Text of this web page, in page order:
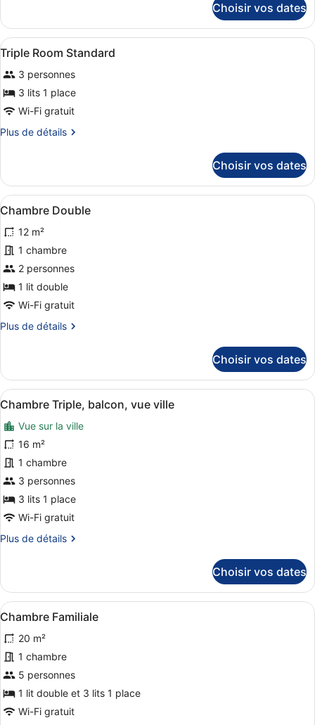
chambre :
Double
Room
Standard
le
type
de
chambre
Double
Room
Standard
Choisir vos dates
Afficher
toutes
les
photos
pour
ce
type
chambre :
Triple
Room
Standard
8
Triple Room Standard
3 personnes
3 lits 1 place
Wi-Fi gratuit
Plus de détails
Plus
le
type
de
Triple
Room
Standard
Choisir vos dates
Afficher
toutes
les
photos
pour
ce
type
chambre :
Une chambre d’hôtel avec un lit,
16
Chambre Double
12 m²
1 chambre
2 personnes
1 lit double
Wi-Fi gratuit
Plus de détails
Plus
le
type
de
Chambre
Double
Choisir vos dates
Afficher
toutes
les
photos
pour
ce
type
de
chambre :
Chambre
vue
ville
Une chambre d’hôtel avec trois
8
Chambre Triple, balcon, vue ville
Vue sur la ville
16 m²
1 chambre
3 personnes
3 lits 1 place
Wi-Fi gratuit
Plus de détails
Plus
le
type
de
Chambre
Triple,
balcon,
vue
ville
Choisir vos dates
Afficher
toutes
les
photos
pour
ce
type
Une chambre d’hôtel avec
7
Chambre Familiale
20 m²
1 chambre
5 personnes
1 lit double et 3 lits 1 place
Wi-Fi gratuit